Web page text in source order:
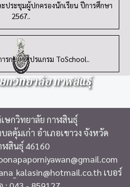
ประชุมผู้ปกครองนักเรียน ปีการศึกษา
2567..
รการใช้โปรแกรม ToSchool..
กวิทยาลัย กาฬสินธุ์
ษกวิทยาลัย กาฬสินธุ์
ลคุ้มเก่า อำเภอเขาวง จังหวัด
ฬสินธุ์ 46160
เบอร์